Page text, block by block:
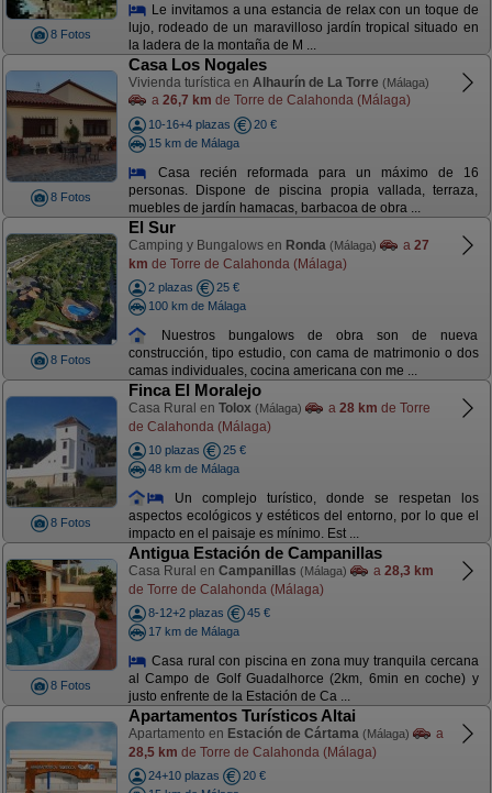
8 Fotos
Le invitamos a una estancia de relax con un toque de
lujo, rodeado de un maravilloso jardín tropical situado en
la ladera de la montaña de M ...
8 Fotos
Casa Los Nogales
Vivienda turística en Alhaurín de La Torre (Málaga)
a 26,7 km de Torre de Calahonda (Málaga)
10-16+4 plazas
20 €
15 km de Málaga
Casa recién reformada para un máximo de 16
personas. Dispone de piscina propia vallada, terraza,
muebles de jardín hamacas, barbacoa de obra ...
8 Fotos
El Sur
Camping y Bungalows en Ronda (Málaga) a 27
km de Torre de Calahonda (Málaga)
2 plazas
25 €
100 km de Málaga
Nuestros bungalows de obra son de nueva
construcción, tipo estudio, con cama de matrimonio o dos
camas individuales, cocina americana con me ...
8 Fotos
Finca El Moralejo
Casa Rural en Tolox (Málaga) a 28 km de Torre
de Calahonda (Málaga)
10 plazas
25 €
48 km de Málaga
Un complejo turístico, donde se respetan los
aspectos ecológicos y estéticos del entorno, por lo que el
impacto en el paisaje es mínimo. Est ...
8 Fotos
Antigua Estación de Campanillas
Casa Rural en Campanillas (Málaga) a 28,3 km
de Torre de Calahonda (Málaga)
8-12+2 plazas
45 €
17 km de Málaga
Casa rural con piscina en zona muy tranquila cercana
al Campo de Golf Guadalhorce (2km, 6min en coche) y
justo enfrente de la Estación de Ca ...
Apartamentos Turísticos Altai
Apartamento en Estación de Cártama (Málaga)
a
28,5 km de Torre de Calahonda (Málaga)
24+10 plazas
20 €